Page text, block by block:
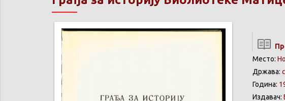
Место:
Држава:
Година:
Издавач: